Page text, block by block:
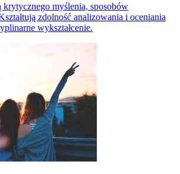
krytycznego myślenia, sposobów
zdolność analizowania i oceniania
wykształcenie.